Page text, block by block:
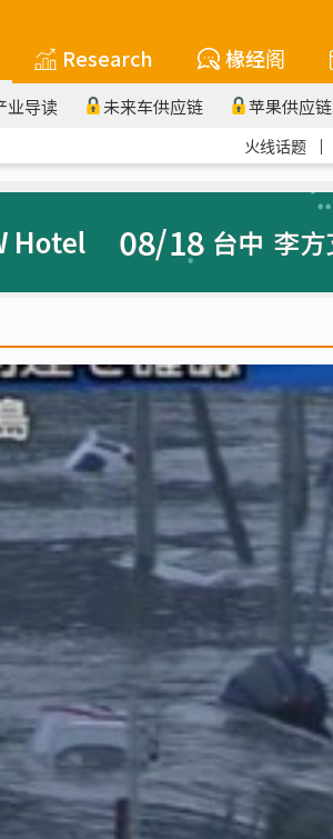
Research 椽经阁
业导读 未来车供应链 苹果供应链
火线话题 ｜